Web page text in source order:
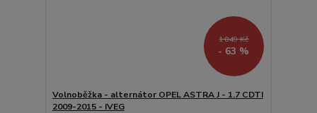
1 049 Kč
- 63 %
Volnoběžka - alternátor OPEL ASTRA J - 1.7 CDTI
2009-2015 - IVEG